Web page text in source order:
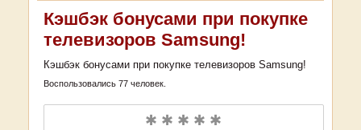
Кэшбэк бонусами при покупке
телевизоров Samsung!
Кэшбэк бонусами при покупке телевизоров Samsung!
Воспользовались 77 человек.
✱ ✱ ✱ ✱ ✱